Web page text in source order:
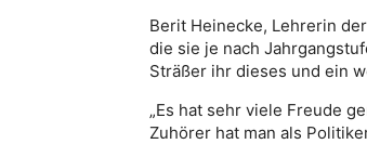
Berit Heinecke, Lehrerin
die sie je nach
Sträßer ihr dieses und ein
„Es hat sehr viele Freude
Zuhörer hat man als